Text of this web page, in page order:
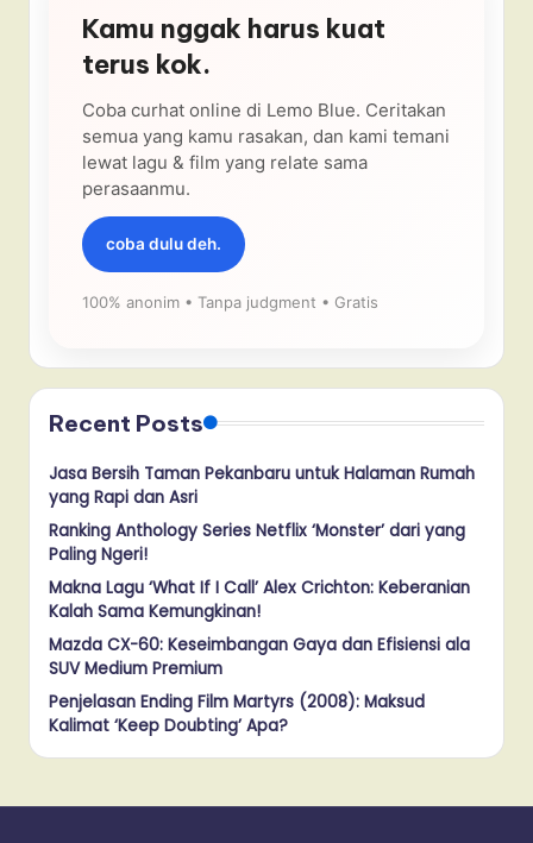
Kamu nggak harus kuat
terus kok.
Coba curhat online di Lemo Blue. Ceritakan
semua yang kamu rasakan, dan kami temani
lewat lagu & film yang relate sama
perasaanmu.
coba dulu deh.
100% anonim • Tanpa judgment • Gratis
Recent Posts
Jasa Bersih Taman Pekanbaru untuk Halaman Rumah
yang Rapi dan Asri
Ranking Anthology Series Netflix ‘Monster’ dari yang
Paling Ngeri!
Makna Lagu ‘What If I Call’ Alex Crichton: Keberanian
Kalah Sama Kemungkinan!
Mazda CX-60: Keseimbangan Gaya dan Efisiensi ala
SUV Medium Premium
Penjelasan Ending Film Martyrs (2008): Maksud
Kalimat ‘Keep Doubting’ Apa?